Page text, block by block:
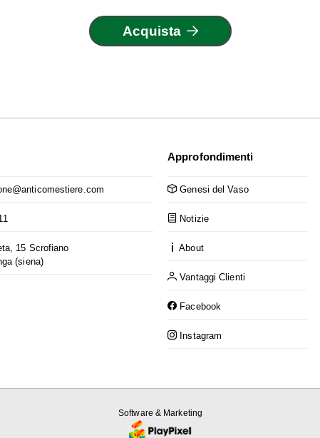
Acquista
15 Scrofiano
(siena)
Approfondimenti
Genesi del Vaso
Notizie
About
Vantaggi Clienti
Facebook
Instagram
Software & Marketing